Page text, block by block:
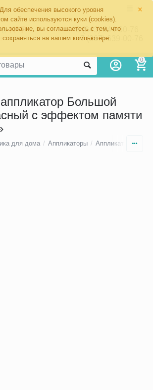
×
Для обеспечения высокого уровня
сайте используются куки (cookies).
вы соглашаетесь с тем, что
сохраняться на вашем компьютере:
8 (343) 344-60-76
+7 (967) 639-00-76
0
Большой
с эффектом памяти
для дома / Аппликаторы / Аппликаторы